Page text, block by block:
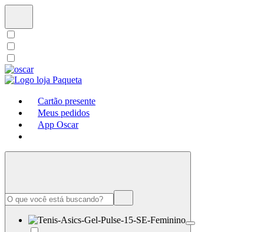
Cartão presente
Meus pedidos
App Oscar